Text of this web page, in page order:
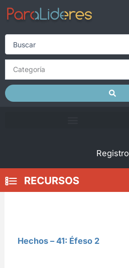
Skip
content
Search
Registro
Hechos – 41: Éfeso 2